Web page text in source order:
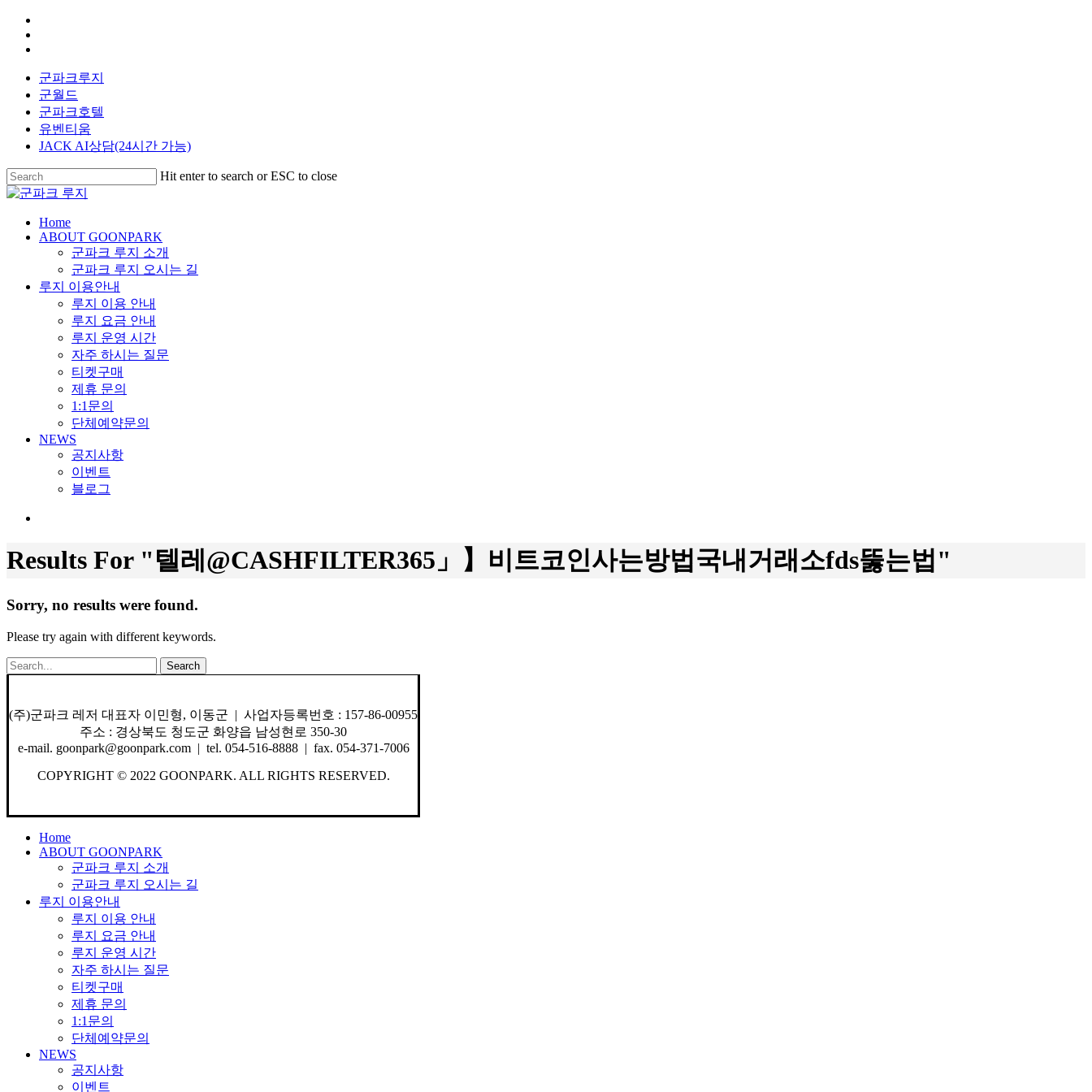
Skip
main
군파크루지
군월드
군파크호텔
유벤티움
JACK AI상담(24시간 가능)
Hit enter to search or ESC to close
Close
search
Menu
Home
ABOUT GOONPARK
군파크 루지 소개
군파크 루지 오시는 길
루지 이용안내
루지 이용 안내
루지 요금 안내
루지 운영 시간
자주 하시는 질문
티켓구매
제휴 문의
1:1문의
단체예약문의
NEWS
공지사항
이벤트
블로그
Results For "텔레@CASHFILTER365」】비트코인사는방법국내거래소fds뚫는법"
Sorry, no results were found.
Please try again with different keywords.
Search
(주)군파크 레저 대표자 이민형, 이동군 | 사업자등록번호 : 157-86-00955
주소 : 경상북도 청도군 화양읍 남성현로 350-30
e-mail. goonpark@goonpark.com | tel. 054-516-8888 | fax. 054-371-7006
COPYRIGHT © 2022 GOONPARK. ALL RIGHTS RESERVED.
Close
Menu
Home
ABOUT GOONPARK
군파크 루지 소개
군파크 루지 오시는 길
루지 이용안내
루지 이용 안내
루지 요금 안내
루지 운영 시간
자주 하시는 질문
티켓구매
제휴 문의
1:1문의
단체예약문의
NEWS
공지사항
이벤트